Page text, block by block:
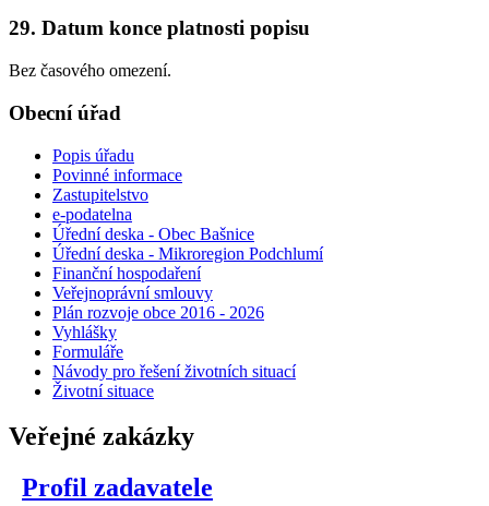
29. Datum konce platnosti popisu
Bez časového omezení.
Obecní úřad
Popis úřadu
Povinné informace
Zastupitelstvo
e-podatelna
Úřední deska - Obec Bašnice
Úřední deska - Mikroregion Podchlumí
Finanční hospodaření
Veřejnoprávní smlouvy
Plán rozvoje obce 2016 - 2026
Vyhlášky
Formuláře
Návody pro řešení životních situací
Životní situace
Veřejné zakázky
Profil zadavatele